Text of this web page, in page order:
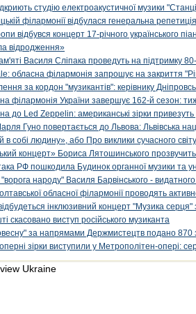
студію електроакустичної музики
філармонії відбулася генеральна
відбувся концерт 17-річного українського
відродження»
Василя Сліпака проведуть на підтримку
обласна філармонія запрошує на закриття
за кордон "музикантів": керівнику
філармонія України завершує 162-й сезон:
до Led Zeppelin: американські зірки
Гуно повертається до Львова: Львівська
в собі людину», або Про виклики сучасного світу
концерт» Бориса Лятошинського
РФ пошкодила Будинок органної музики та
народу" Василя Барвінського -
обласної філармонії проводять
інклюзивний концерт "Музика
скасовано виступ російського музиканта
за напрямами Держмистецтв подано 870
оперні зірки виступили у Метрополітен-опері:
Ukraine